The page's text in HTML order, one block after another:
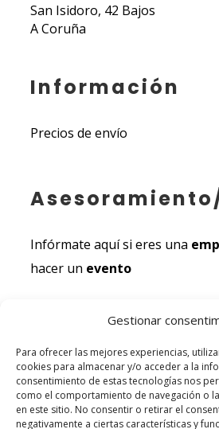
Gestionar
Para ofrecer las mejores experiencias,
cookies para almacenar y/o acceder a la
consentimiento de estas tecnologías nos
como el comportamiento de navegación o
en este sitio. No consentir o retirar el
negativamente a ciertas características y
San Isidoro, 42 Bajos
A Coruña
Información
Precios de envío
Infórmate aquí si eres una
hacer un evento
Aviso Legal
Política de Cookies